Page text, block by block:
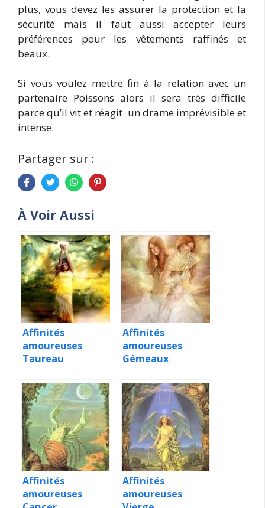
plus, vous devez les assurer la protection et la
sécurité mais il faut aussi accepter leurs
préférences pour les vêtements raffinés et
beaux.
Si vous voulez mettre fin à la relation avec un
partenaire Poissons alors il sera très difficile
parce qu’il vit et réagit un drame imprévisible et
intense.
Partager sur :
À Voir Aussi
Affinités
amoureuses
Taureau
Affinités
amoureuses
Gémeaux
Affinités
amoureuses
Affinités
amoureuses